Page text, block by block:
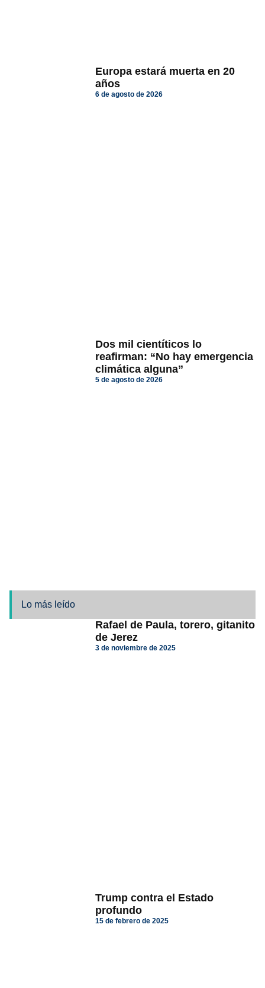
Europa estará muerta en 20
años
6 de agosto de 2026
Dos mil cientíticos lo
reafirman: “No hay emergencia
climática alguna”
5 de agosto de 2026
Lo más leído
Rafael de Paula, torero, gitanito
de Jerez
3 de noviembre de 2025
Trump contra el Estado
profundo
15 de febrero de 2025